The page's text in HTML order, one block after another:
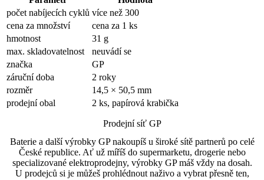
počet nabíjecích cyklů více než 300
cena za množství
cena za 1 ks
hmotnost
31 g
max. skladovatelnost
neuvádí se
značka
GP
záruční doba
2 roky
rozměr
14,5 × 50,5 mm
prodejní obal
2 ks, papírová krabička
Prodejní síť GP
Baterie a další výrobky GP nakoupíš u široké sítě partnerů po celé
České republice. Ať už míříš do supermarketu, drogerie nebo
specializované elektroprodejny, výrobky GP máš vždy na dosah.
U prodejců si je můžeš prohlédnout naživo a vybrat přesně ten,